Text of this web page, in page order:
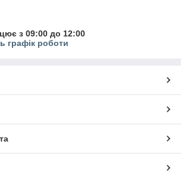
з 09:00 до 12:00
графік роботи